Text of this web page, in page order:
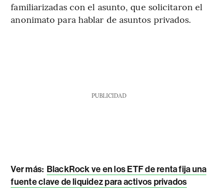
familiarizadas con el asunto, que solicitaron el
anonimato para hablar de asuntos privados.
PUBLICIDAD
Ver más: BlackRock ve en los ETF de renta fija una
fuente clave de liquidez para activos privados